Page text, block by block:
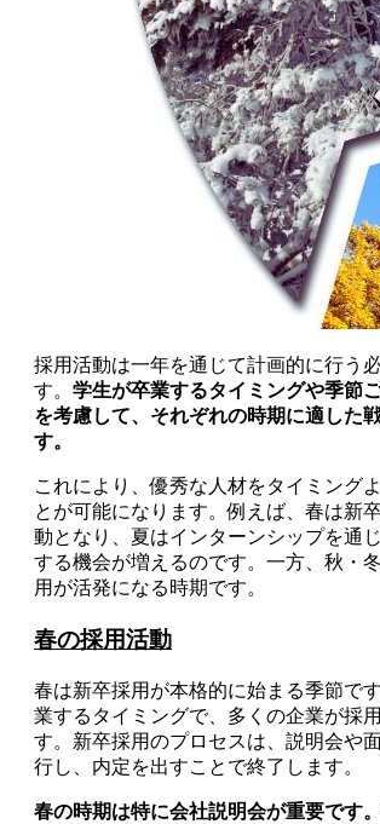
採用活動は一年を通じて計画的に行う
す。 学生が卒業するタイミングや季節
を考慮して、それぞれの時期に適した
す。
これにより、優秀な人材をタイミング
とが可能になります。例えば、春は新
動となり、夏はインターンシップを通
する機会が増えるのです。一方、秋・
用が活発になる時期です。
春の採用活動
春は新卒採用が本格的に始まる季節で
業するタイミングで、多くの企業が採
す。新卒採用のプロセスは、説明会や
行し、内定を出すことで終了します。
春の時期は特に会社説明会が重要です。